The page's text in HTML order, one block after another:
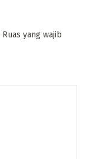
Ruas yang wajib